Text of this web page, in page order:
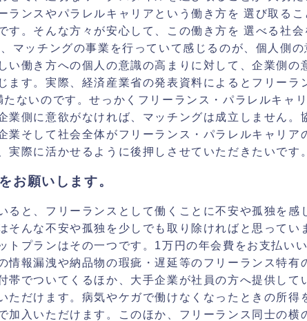
ランスやパラレルキャリアという働き方を 選び取るこ
す。そんな方々が安心して、この働き方を 選べる社会
マッチングの事業を行っていて感じるのが、個人側の
い働き方への個人の意識の高まりに対して、企業側の
ます。実際、経済産業省の発表資料によるとフリーラ
ないのです。せっかくフリーランス・パラレルキャ
業側に意欲がなければ、マッチングは成立しません。
業そして社会全体がフリーランス・パラレルキャリア
実際に活かせるように後押しさせていただきたいです。
お願いします。
ると、フリーランスとして働くことに不安や孤独を感
そんな不安や孤独を少しでも取り除ければと思ってい
トプランはその一つです。1万円の年会費をお支払い
情報漏洩や納品物の瑕疵・遅延等のフリーランス特有
帯でついてくるほか、大手企業が社員の方へ提供して
ただけます。病気やケガで働けなくなったときの所得
加入いただけます。このほか、フリーランス同士の横